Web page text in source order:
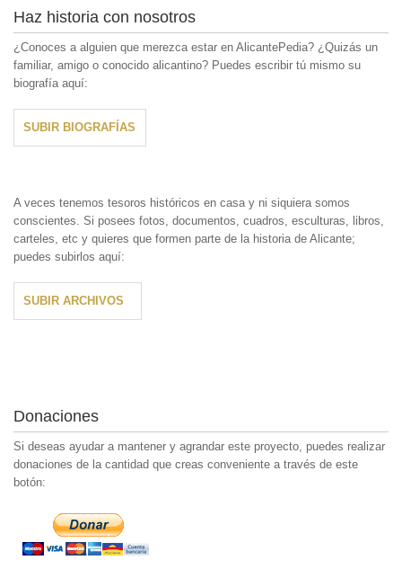
Haz historia con nosotros
¿Conoces a alguien que merezca estar en AlicantePedia? ¿Quizás un
familiar, amigo o conocido alicantino? Puedes escribir tú mismo su
biografía aquí:
SUBIR BIOGRAFÍAS
A veces tenemos tesoros históricos en casa y ni siquiera somos
conscientes. Si posees fotos, documentos, cuadros, esculturas, libros,
carteles, etc y quieres que formen parte de la historia de Alicante;
puedes subirlos aquí:
SUBIR ARCHIVOS
Donaciones
Si deseas ayudar a mantener y agrandar este proyecto, puedes realizar
donaciones de la cantidad que creas conveniente a través de este
botón: